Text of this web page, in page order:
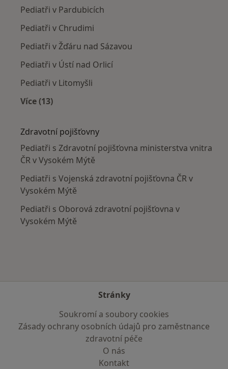
Pediatři v Pardubicích
Pediatři v Chrudimi
Pediatři v Žďáru nad Sázavou
Pediatři v Ústí nad Orlicí
Pediatři v Litomyšli
Více (13)
Zdravotní pojišťovny
Pediatři s Zdravotní pojišťovna ministerstva vnitra
ČR v Vysokém Mýtě
Pediatři s Vojenská zdravotní pojišťovna ČR v
Vysokém Mýtě
Pediatři s Oborová zdravotní pojišťovna v
Vysokém Mýtě
Stránky
Soukromí a soubory cookies
Zásady ochrany osobních údajů pro zaměstnance
zdravotní péče
O nás
Kontakt